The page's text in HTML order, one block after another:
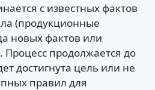
с известных фактов
(продукционные
новых фактов или
продолжается до
достигнута цель или не
правил для